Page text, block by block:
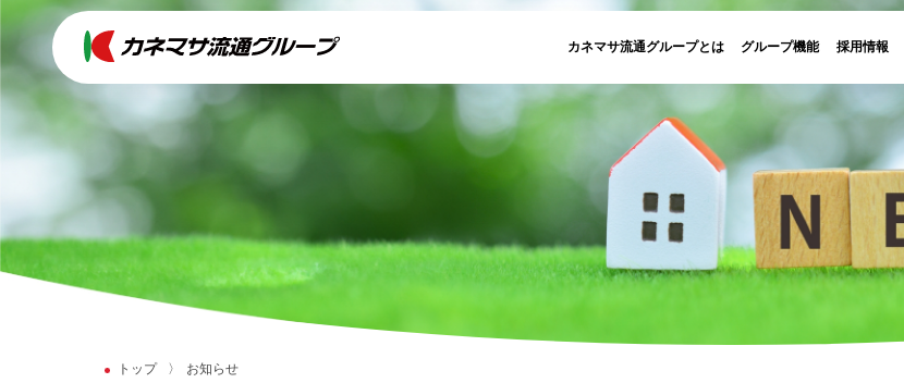
カネマサ流通グループとは グループ機能 採用情報
トップ お知らせ